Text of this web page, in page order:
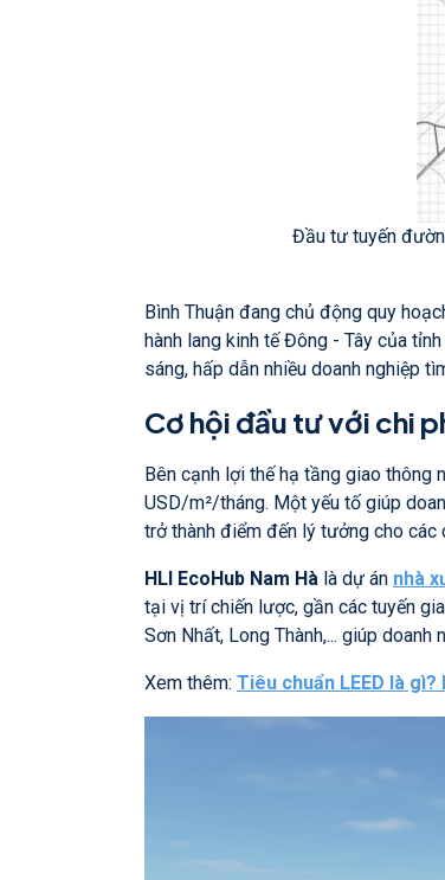
Đầu tư tuyến
Bình Thuận đang chủ động quy
hành lang kinh tế Đông - Tây của
sáng, hấp dẫn nhiều doanh nghiệp
Cơ hội đầu tư với chi
Bên cạnh lợi thế hạ tầng giao thông
USD/m²/tháng. Một yếu tố giúp
trở thành điểm đến lý tưởng cho
HLI EcoHub Nam Hà là dự án nhà
tại vị trí chiến lược, gần các tuyến
Sơn Nhất, Long Thành,... giúp
Xem thêm: Tiêu chuẩn LEED là